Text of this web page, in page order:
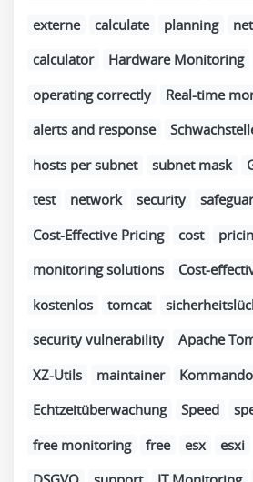
externe
calculate planning
calculator
Hardware Monitoring
operating correctly
Real-time
alerts and response
hosts per subnet
subnet mask
test
network security
Cost-Effective Pricing
cost
monitoring solutions
Cost-
kostenlos
tomcat
security vulnerability
Apache
XZ-Utils
maintainer
Echtzeitüberwachung
Speed
free monitoring
free esx esxi